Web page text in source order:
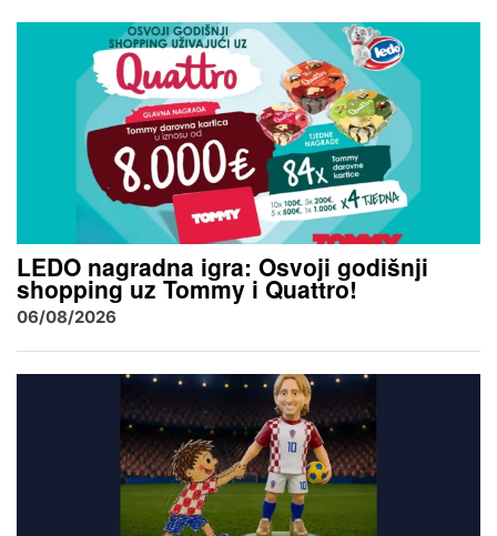
LEDO nagradna igra: Osvoji godišnji
shopping uz Tommy i Quattro!
06/08/2026